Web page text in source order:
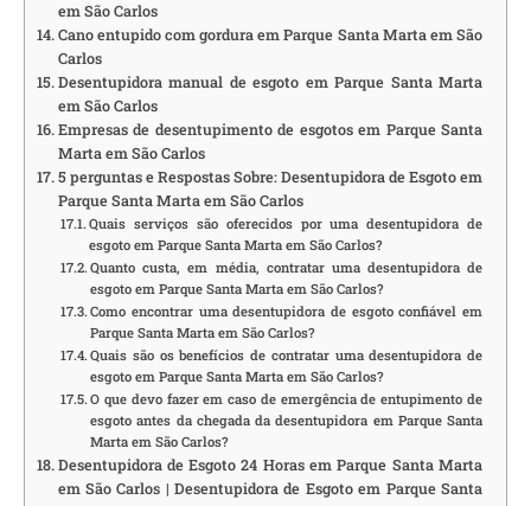
em São Carlos
Cano entupido com gordura em Parque Santa Marta em São
Carlos
Desentupidora manual de esgoto em Parque Santa Marta
em São Carlos
Empresas de desentupimento de esgotos em Parque Santa
Marta em São Carlos
5 perguntas e Respostas Sobre: Desentupidora de Esgoto em
Parque Santa Marta em São Carlos
Quais serviços são oferecidos por uma desentupidora de
esgoto em Parque Santa Marta em São Carlos?
Quanto custa, em média, contratar uma desentupidora de
esgoto em Parque Santa Marta em São Carlos?
Como encontrar uma desentupidora de esgoto confiável em
Parque Santa Marta em São Carlos?
Quais são os benefícios de contratar uma desentupidora de
esgoto em Parque Santa Marta em São Carlos?
O que devo fazer em caso de emergência de entupimento de
esgoto antes da chegada da desentupidora em Parque Santa
Marta em São Carlos?
Desentupidora de Esgoto 24 Horas em Parque Santa Marta
em São Carlos | Desentupidora de Esgoto em Parque Santa